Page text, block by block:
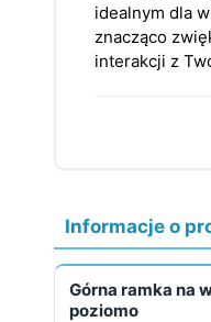
idealnym dla
znacząco
interakcji z
Informacje o
Górna ramka na
poziomo